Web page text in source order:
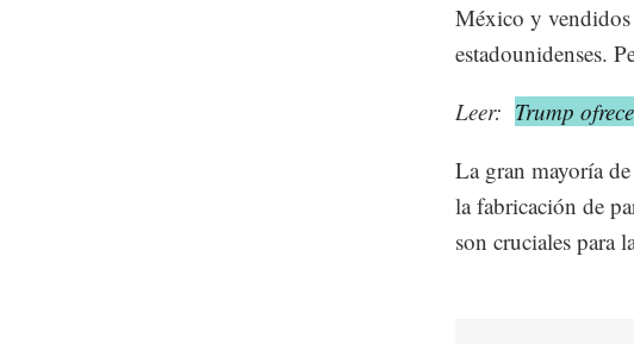
México y vendidos
estadounidenses.
Leer: Trump
La gran mayoría
la fabricación de
son cruciales para